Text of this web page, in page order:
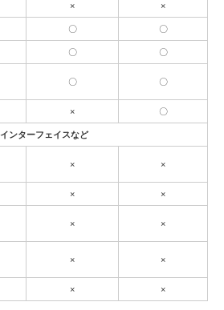
× ×
〇 〇
〇 〇
〇 〇
× 〇
インターフェイスなど
× ×
× ×
× ×
× ×
× ×